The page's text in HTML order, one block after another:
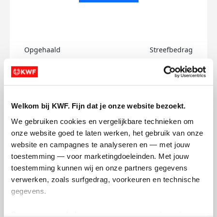
Welkom bij KWF. Fijn dat je onze website bezoekt.
We gebruiken cookies en vergelijkbare technieken om
onze website goed te laten werken, het gebruik van onze
website en campagnes te analyseren en — met jouw
toestemming — voor marketingdoeleinden. Met jouw
toestemming kunnen wij en onze partners gegevens
verwerken, zoals surfgedrag, voorkeuren en technische
gegevens.
Opgehaald Streefbedrag
Mark's badges